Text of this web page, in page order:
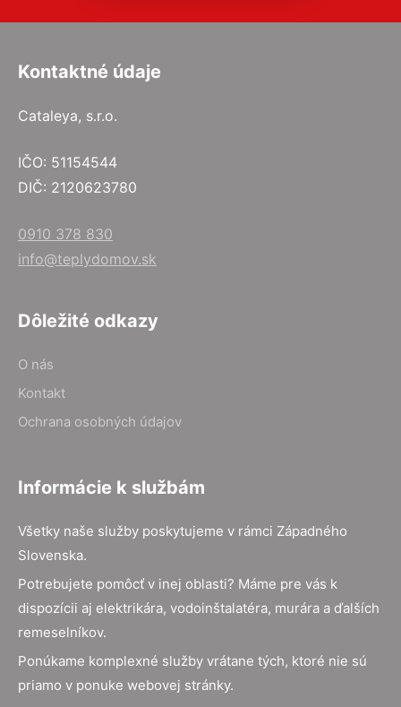
Kontaktné údaje
Cataleya, s.r.o.
IČO: 51154544
DIČ: 2120623780
0910 378 830
info@teplydomov.sk
Dôležité odkazy
O nás
Kontakt
Ochrana osobných údajov
Informácie k službám
Všetky naše služby poskytujeme v rámci Západného
Slovenska.
Potrebujete pomôcť v inej oblasti? Máme pre vás k
dispozícii aj elektrikára, vodoinštalatéra, murára a ďalších
remeselníkov.
Ponúkame komplexné služby vrátane tých, ktoré nie sú
priamo v ponuke webovej stránky.